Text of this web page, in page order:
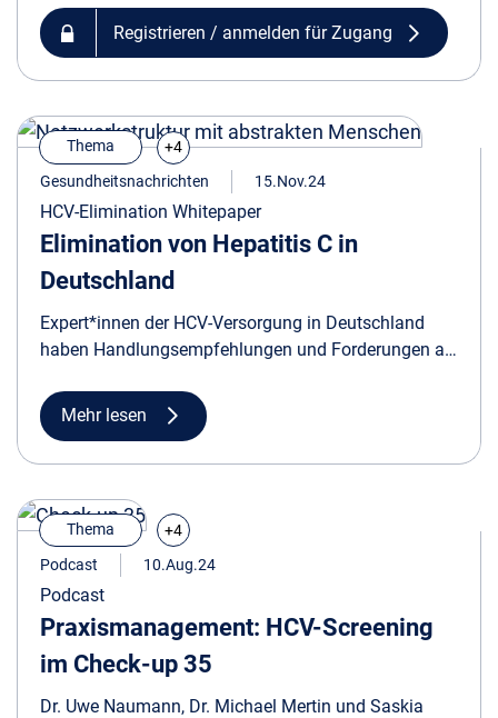
HIV-Infektionen sowie Leberzellkarzinomen.
Registrieren / anmelden für Zugang
Thema
+4
Gesundheitsnachrichten
15.Nov.24
HCV-Elimination Whitepaper
Elimination von Hepatitis C in
Deutschland
Expert*innen der HCV-Versorgung in Deutschland
haben Handlungsempfehlungen und Forderungen an
Hepatitis-C-Infektionen erarbeitet.
Mehr lesen
Thema
+4
Podcast
10.Aug.24
Podcast
Praxismanagement: HCV-Screening
im Check-up 35
Dr. Uwe Naumann, Dr. Michael Mertin und Saskia